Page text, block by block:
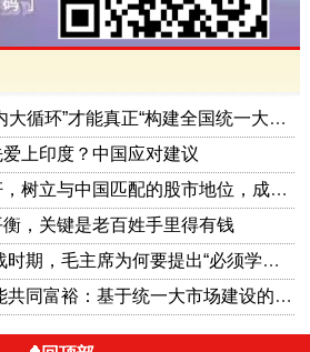
明为｜通过“畅通国内大循环”才能真正“构建全国统一大市场”
上印度？中国应对建议
秦安：清除金融内奸，树立与中国匹配的股市地位，成为“金融诺亚方舟”
，关键是老百姓手里得有钱
万立明 李魏洋：抗战时期，毛主席为何要提出“必须学会做经济工作”？
胡泽国|财税改革赋能共同富裕：基于统一大市场建设的制度创新与实践路径